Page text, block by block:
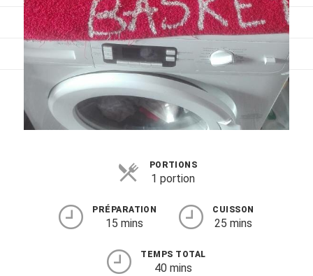
Contact
Mes livres
Politique de cookies (UE)
PORTIONS
1 portion
PRÉPARATION
15 mins
CUISSON
25 mins
TEMPS TOTAL
40 mins